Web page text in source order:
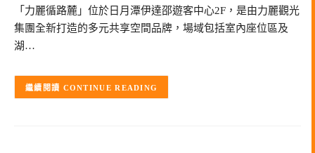
「力麗循路麓」位於日月潭伊達邵遊客中心2F，是由力麗觀光
集團全新打造的多元共享空間品牌，場域包括室內座位區及
湖…
CONTINUE READING